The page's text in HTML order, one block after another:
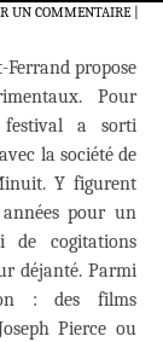
UN COMMENTAIRE|
Ferrand propose
Pour
festival a sorti
la société de
Y figurent
pour un
de cogitations
déjanté. Parmi
: des films
Pierce ou